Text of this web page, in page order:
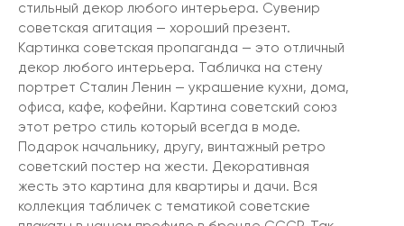
стильный декор любого интерьера. Сувенир
советская агитация — хороший презент.
Картинка советская пропаганда — это отличный
декор любого интерьера. Табличка на стену
портрет Сталин Ленин — украшение кухни, дома,
офиса, кафе, кофейни. Картина советский союз
этот ретро стиль который всегда в моде.
Подарок начальнику, другу, винтажный ретро
советский постер на жести. Декоративная
жесть это картина для квартиры и дачи. Вся
коллекция табличек с тематикой советские